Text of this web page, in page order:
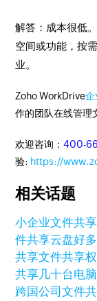
解答：成本很低
空间或功能，按
业。
Zoho WorkDrive企
作的团队在线管理
欢迎咨询：400-
验: https://
相关话题
小企业文件共享
件共享云盘好
共享文件共享
共享几十台电
跨国公司文件